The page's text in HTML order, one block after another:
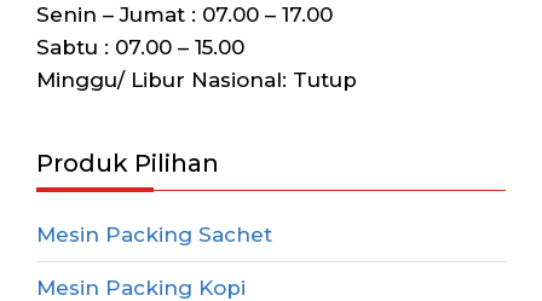
Senin – Jumat : 07.00 – 17.00
Sabtu : 07.00 – 15.00
Minggu/ Libur Nasional: Tutup
Produk Pilihan
Mesin Packing Sachet
Mesin Packing Kopi